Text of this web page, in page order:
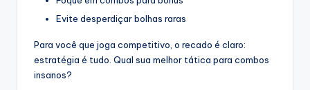
Evite desperdiçar bolhas raras
Para você que joga competitivo, o recado é claro:
estratégia é tudo. Qual sua melhor tática para combos
insanos?